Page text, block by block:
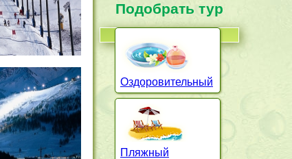
Подобрать тур
Оздоровительный
Пляжный